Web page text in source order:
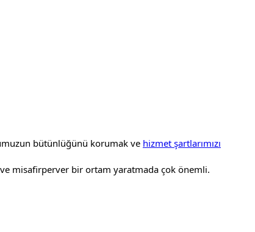
bütünlüğünü korumak ve hizmet şartlarımızı
misafirperver bir ortam yaratmada çok önemli.